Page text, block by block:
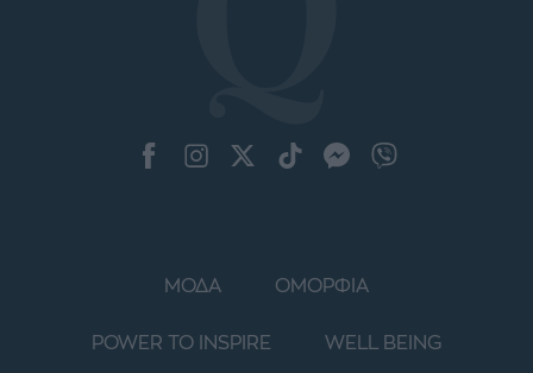
ΜΟΔΑ ΟΜΟΡΦΙΑ
POWER TO INSPIRE WELL BEING